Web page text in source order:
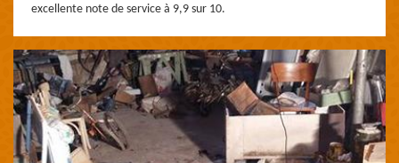
excellente note de service à 9,9 sur 10.